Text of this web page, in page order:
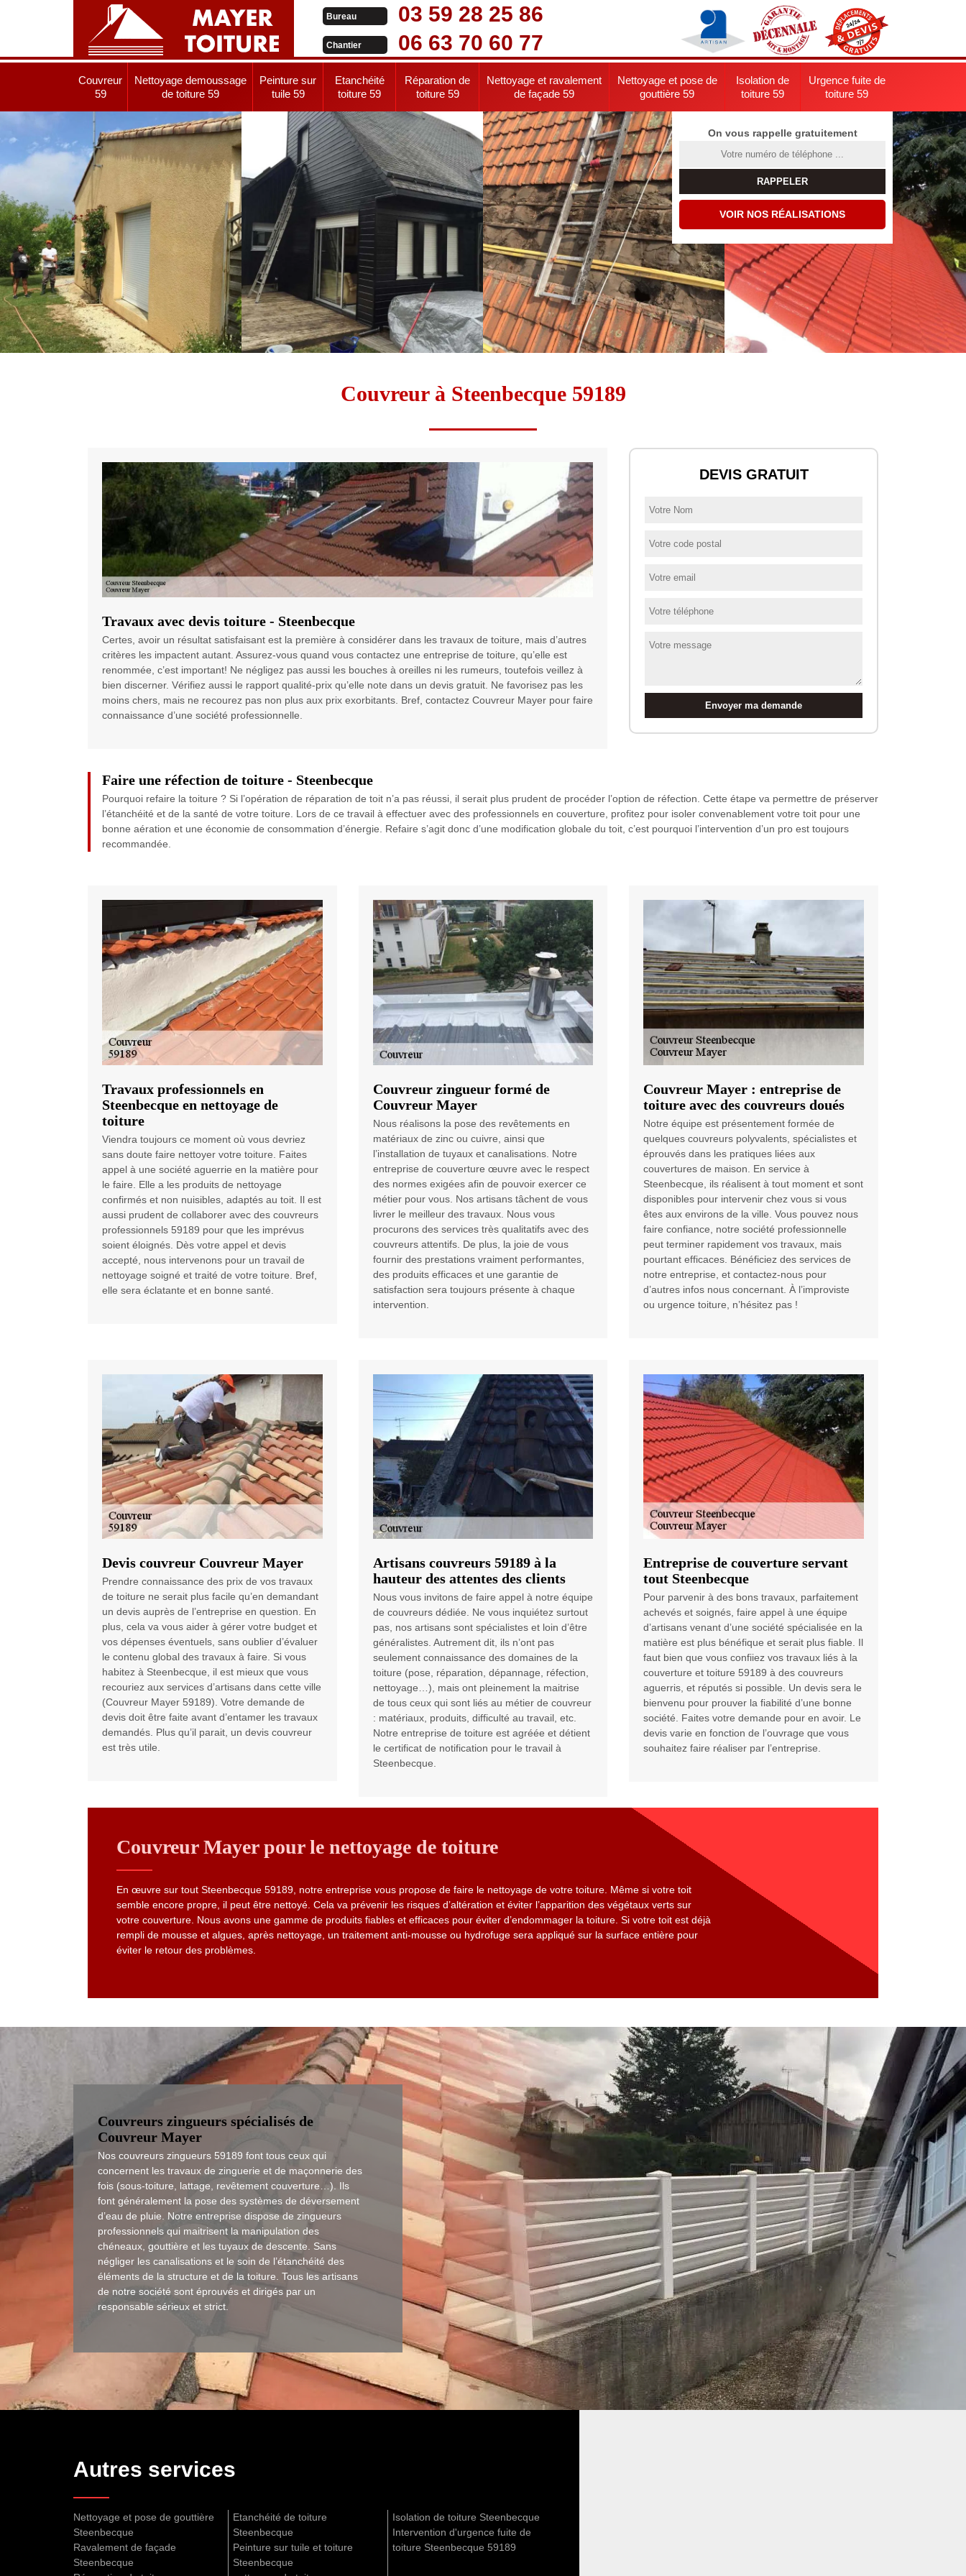
Bureau 03 59 28 25 86
Chantier 06 63 70 60 77
Couvreur
59
Nettoyage demoussage
de toiture 59
Peinture sur
tuile 59
Etanchéité
toiture 59
Réparation de
toiture 59
Nettoyage et ravalement
de façade 59
Nettoyage et pose de
gouttière 59
Isolation de
toiture 59
Urgence fuite de
toiture 59
On vous rappelle gratuitement
VOIR NOS RÉALISATIONS
Couvreur à Steenbecque 59189
Travaux avec devis toiture - Steenbecque
Certes, avoir un résultat satisfaisant est la première à considérer dans les travaux de toiture, mais d’autres
critères les impactent autant. Assurez-vous quand vous contactez une entreprise de toiture, qu’elle est
renommée, c’est important! Ne négligez pas aussi les bouches à oreilles ni les rumeurs, toutefois veillez à
bien discerner. Vérifiez aussi le rapport qualité-prix qu’elle note dans un devis gratuit. Ne favorisez pas les
moins chers, mais ne recourez pas non plus aux prix exorbitants. Bref, contactez Couvreur Mayer pour faire
connaissance d’une société professionnelle.
DEVIS GRATUIT
Faire une réfection de toiture - Steenbecque
Pourquoi refaire la toiture ? Si l’opération de réparation de toit n’a pas réussi, il serait plus prudent de procéder l’option de réfection. Cette étape va permettre de préserver
l’étanchéité et de la santé de votre toiture. Lors de ce travail à effectuer avec des professionnels en couverture, profitez pour isoler convenablement votre toit pour une
bonne aération et une économie de consommation d’énergie. Refaire s’agit donc d’une modification globale du toit, c’est pourquoi l’intervention d’un pro est toujours
recommandée.
Travaux professionnels en
Steenbecque en nettoyage de
toiture
Viendra toujours ce moment où vous devriez
sans doute faire nettoyer votre toiture. Faites
appel à une société aguerrie en la matière pour
le faire. Elle a les produits de nettoyage
confirmés et non nuisibles, adaptés au toit. Il est
aussi prudent de collaborer avec des couvreurs
professionnels 59189 pour que les imprévus
soient éloignés. Dès votre appel et devis
accepté, nous intervenons pour un travail de
nettoyage soigné et traité de votre toiture. Bref,
elle sera éclatante et en bonne santé.
Couvreur zingueur formé de
Couvreur Mayer
Nous réalisons la pose des revêtements en
matériaux de zinc ou cuivre, ainsi que
l’installation de tuyaux et canalisations. Notre
entreprise de couverture œuvre avec le respect
des normes exigées afin de pouvoir exercer ce
métier pour vous. Nos artisans tâchent de vous
livrer le meilleur des travaux. Nous vous
procurons des services très qualitatifs avec des
couvreurs attentifs. De plus, la joie de vous
fournir des prestations vraiment performantes,
des produits efficaces et une garantie de
satisfaction sera toujours présente à chaque
intervention.
Couvreur Mayer : entreprise de
toiture avec des couvreurs doués
Notre équipe est présentement formée de
quelques couvreurs polyvalents, spécialistes et
éprouvés dans les pratiques liées aux
couvertures de maison. En service à
Steenbecque, ils réalisent à tout moment et sont
disponibles pour intervenir chez vous si vous
êtes aux environs de la ville. Vous pouvez nous
faire confiance, notre société professionnelle
peut terminer rapidement vos travaux, mais
pourtant efficaces. Bénéficiez des services de
notre entreprise, et contactez-nous pour
d’autres infos nous concernant. À l’improviste
ou urgence toiture, n’hésitez pas !
Devis couvreur Couvreur Mayer
Prendre connaissance des prix de vos travaux
de toiture ne serait plus facile qu’en demandant
un devis auprès de l’entreprise en question. En
plus, cela va vous aider à gérer votre budget et
vos dépenses éventuels, sans oublier d’évaluer
le contenu global des travaux à faire. Si vous
habitez à Steenbecque, il est mieux que vous
recouriez aux services d’artisans dans cette ville
(Couvreur Mayer 59189). Votre demande de
devis doit être faite avant d’entamer les travaux
demandés. Plus qu’il parait, un devis couvreur
est très utile.
Artisans couvreurs 59189 à la
hauteur des attentes des clients
Nous vous invitons de faire appel à notre équipe
de couvreurs dédiée. Ne vous inquiétez surtout
pas, nos artisans sont spécialistes et loin d’être
généralistes. Autrement dit, ils n’ont pas
seulement connaissance des domaines de la
toiture (pose, réparation, dépannage, réfection,
nettoyage…), mais ont pleinement la maitrise
de tous ceux qui sont liés au métier de couvreur
: matériaux, produits, difficulté au travail, etc.
Notre entreprise de toiture est agréée et détient
le certificat de notification pour le travail à
Steenbecque.
Entreprise de couverture servant
tout Steenbecque
Pour parvenir à des bons travaux, parfaitement
achevés et soignés, faire appel à une équipe
d’artisans venant d’une société spécialisée en la
matière est plus bénéfique et serait plus fiable. Il
faut bien que vous confiiez vos travaux liés à la
couverture et toiture 59189 à des couvreurs
aguerris, et réputés si possible. Un devis sera le
bienvenu pour prouver la fiabilité d’une bonne
société. Faites votre demande pour en avoir. Le
devis varie en fonction de l’ouvrage que vous
souhaitez faire réaliser par l’entreprise.
Couvreur Mayer pour le nettoyage de toiture
En œuvre sur tout Steenbecque 59189, notre entreprise vous propose de faire le nettoyage de votre toiture. Même si votre toit
semble encore propre, il peut être nettoyé. Cela va prévenir les risques d’altération et éviter l’apparition des végétaux verts sur
votre couverture. Nous avons une gamme de produits fiables et efficaces pour éviter d’endommager la toiture. Si votre toit est déjà
rempli de mousse et algues, après nettoyage, un traitement anti-mousse ou hydrofuge sera appliqué sur la surface entière pour
éviter le retour des problèmes.
Couvreurs zingueurs spécialisés de
Couvreur Mayer
Nos couvreurs zingueurs 59189 font tous ceux qui
concernent les travaux de zinguerie et de maçonnerie des
fois (sous-toiture, lattage, revêtement couverture…). Ils
font généralement la pose des systèmes de déversement
d’eau de pluie. Notre entreprise dispose de zingueurs
professionnels qui maitrisent la manipulation des
chéneaux, gouttière et les tuyaux de descente. Sans
négliger les canalisations et le soin de l’étanchéité des
éléments de la structure et de la toiture. Tous les artisans
de notre société sont éprouvés et dirigés par un
responsable sérieux et strict.
Autres services
Nettoyage et pose de gouttière
Steenbecque
Ravalement de façade
Steenbecque
Etanchéité de toiture
Steenbecque
Peinture sur tuile et toiture
Steenbecque
Isolation de toiture Steenbecque
Intervention d'urgence fuite de
toiture Steenbecque 59189